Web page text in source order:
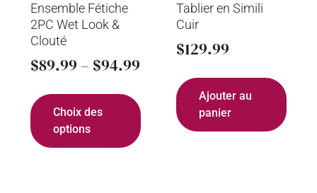
Ensemble Fétiche
2PC Wet Look &
Clouté
$89.99 – $94.99
Choix des
options
Tablier en Simili
Cuir
$129.99
Ajouter au
panier